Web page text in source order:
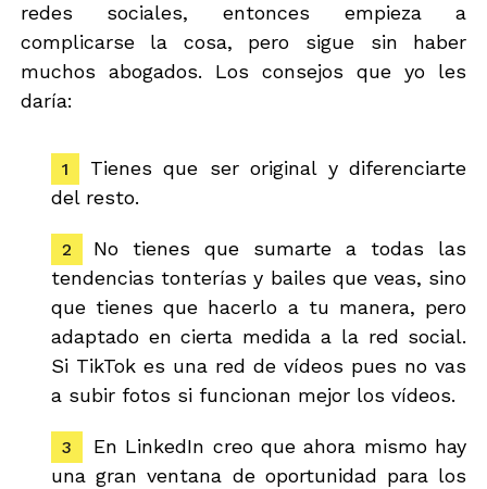
redes sociales, entonces empieza a
complicarse la cosa, pero sigue sin haber
muchos abogados. Los consejos que yo les
daría:
Tienes que ser original y diferenciarte
del resto.
No tienes que sumarte a todas las
tendencias tonterías y bailes que veas, sino
que tienes que hacerlo a tu manera, pero
adaptado en cierta medida a la red social.
Si TikTok es una red de vídeos pues no vas
a subir fotos si funcionan mejor los vídeos.
En LinkedIn creo que ahora mismo hay
una gran ventana de oportunidad para los